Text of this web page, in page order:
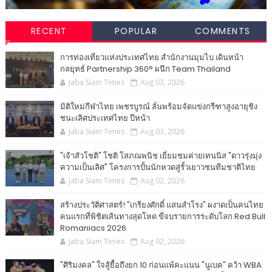
RECENT POPULAR COMMENTS
การท่องเที่ยวแห่งประเทศไทย สำนักงานมุมไบ เดินหน้า
กลยุทธ์ Partnership 360° ผนึก Team Thailand
Jaba Siam Times Aug 03, 2026
มิติใหม่กีฬาไทย เพชรบูรณ์ ลั่นพร้อมจัดแข่งกรีฑาสูงอายุชิง
ชนะเลิศประเทศไทย ปีหน้า
Jaba Siam Times Aug 03, 2026
"เจ้าสัวโชติ" โชติ โสภณพนิช เยี่ยมชมค่ายเทนนิส "ดาวรุ่งมุ่ง
ความเป็นเลิศ" โครงการปั้นนักหวดสู่รั้วเยาวชนทีมชาติไทย
Jaba Siam Times Aug 02, 2026
​สร้างประวัติศาสตร์! "เกรียงศักดิ์ แสนสำโรง" ผงาดเป็นคนไทย
คนแรกที่พิชิตเส้นทางสุดโหด ขี่จบรายการระดับโลก Red Bull
Romaniacs 2026
Jaba Siam Times Aug 02, 2026
"ศิริมงคล" ใจสู้ยื้อถึงยก 10 ก่อนแพ้คะแนน "นูเบค" คว้า WBA